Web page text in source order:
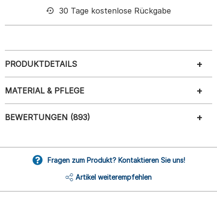
30 Tage kostenlose Rückgabe
PRODUKTDETAILS
MATERIAL & PFLEGE
BEWERTUNGEN (893)
Fragen zum Produkt? Kontaktieren Sie uns!
Artikel weiterempfehlen